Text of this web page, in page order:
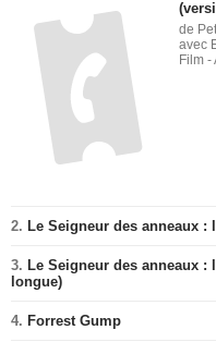
de
avec
Film -
2. Le Seigneur des anneaux
3. Le Seigneur des anneaux :
longue)
4. Forrest Gump